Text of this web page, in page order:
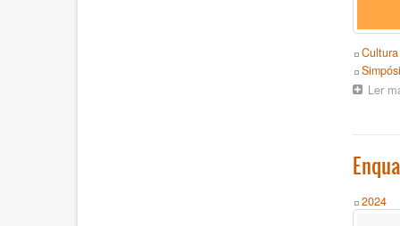
Topics
Cultura
Event
Ler
Year
2024